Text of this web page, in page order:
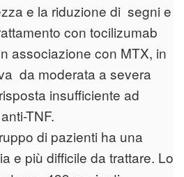
e la riduzione di segni e
con tocilizumab
associazione con MTX, in
da moderata a severa
insufficiente ad
TNF.
di pazienti ha una
e più difficile da trattare. Lo